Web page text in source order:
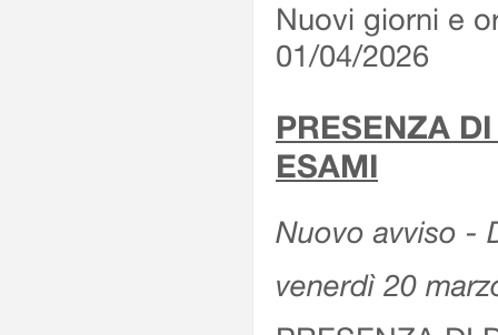
Nuovi giorni e
01/04/2026
PRESENZA
ESAMI
Nuovo avviso -
venerdì 20